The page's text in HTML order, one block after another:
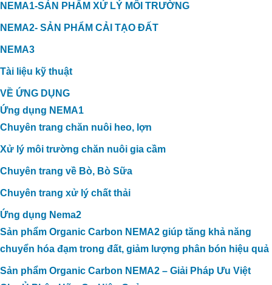
NEMA1-SẢN PHẨM XỬ LÝ MÔI TRƯỜNG
NEMA2- SẢN PHẨM CẢI TẠO ĐẤT
NEMA3
Tài liệu kỹ thuật
VỀ ỨNG DỤNG
Ứng dụng NEMA1
Chuyên trang chăn nuôi heo, lợn
Xử lý môi trường chăn nuôi gia cầm
Chuyên trang về Bò, Bò Sữa
Chuyên trang xử lý chất thải
Ứng dụng Nema2
Sản phẩm Organic Carbon NEMA2 giúp tăng khả năng
chuyển hóa đạm trong đất, giảm lượng phân bón hiệu quả
Sản phẩm Organic Carbon NEMA2 – Giải Pháp Ưu Việt